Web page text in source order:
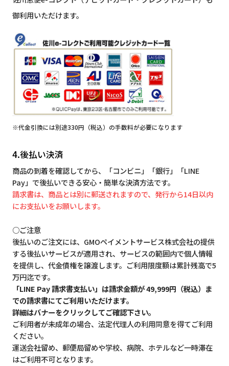
御利用いただけます。
※代金引換には別途330円（税込）の手数料が必要になります
4.後払い決済
商品の到着を確認してから、「コンビニ」「銀行」「LINE
Pay」で後払いできる安心・簡単な決済方法です。
請求書は、商品とは別に郵送されますので、発行から14日以内
にお支払いをお願いします。
○ご注意
後払いのご注文には、GMOペイメントサービス株式会社の提供
する後払いサービスが適用され、サービスの範囲内で個人情報
を提供し、代金債権を譲渡します。ご利用限度額は累計残高で5
万円迄です。
「LINE Pay 請求書支払い」は請求金額が 49,999円（税込）ま
での請求書にてご利用いただけます。
詳細はバナーをクリックしてご確認下さい。
ご利用者が未成年の場合、法定代理人の利用同意を得てご利用
ください。
運送会社留め、郵便局留めや学校、病院、ホテルなど一時滞在
はご利用不可となります。